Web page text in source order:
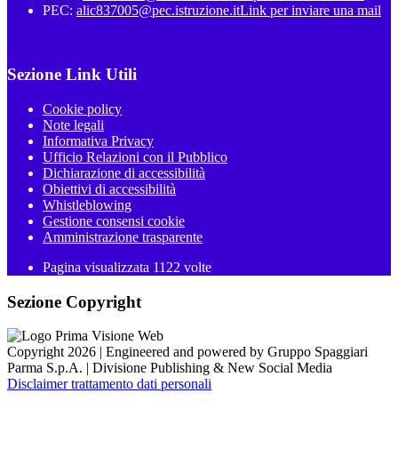
PEC: alic837005@pec.istruzione.itLink per inviare una mail
Sezione Link Utili
Cookie policy
Note legali
Informativa Privacy
Ufficio Relazioni con il Pubblico
Dichiarazione di accessibilità
Obiettivi di accessibilità
Whistleblowing
Gestione consensi cookie
Amministrazione trasparente
Pagina visualizzata 1122 volte
Sezione Copyright
Copyright 2026 | Engineered and powered by Gruppo Spaggiari
Parma S.p.A. | Divisione Publishing & New Social Media
Disclaimer trattamento dati personali